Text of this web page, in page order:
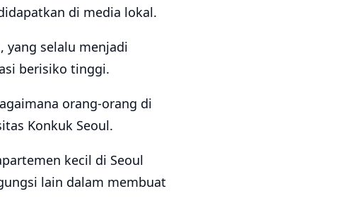
di media lokal.
yang selalu menjadi
berisiko tinggi.
orang-orang di
Konkuk Seoul.
kecil di Seoul
lain dalam membuat